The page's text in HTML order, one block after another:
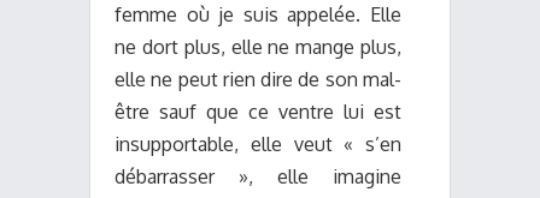
femme où je suis appelée. Elle
ne dort plus, elle ne mange plus,
elle ne peut rien dire de son mal-
être sauf que ce ventre lui est
insupportable, elle veut « s’en
débarrasser », elle imagine